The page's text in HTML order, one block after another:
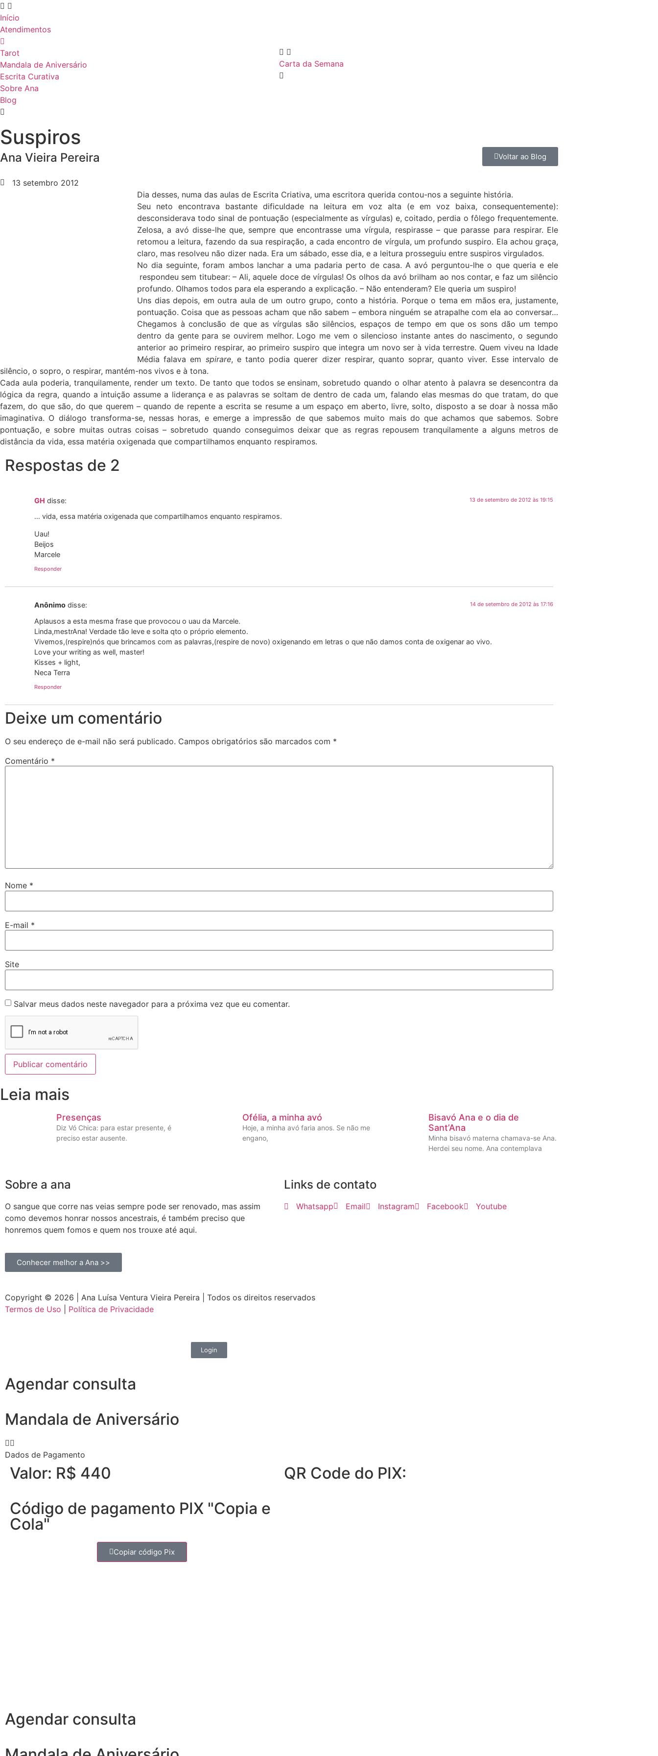
Início
Atendimentos
Tarot
Mandala de Aniversário
Escrita Curativa
Sobre Ana
Blog
Carta da Semana
Suspiros
Ana Vieira Pereira
13 setembro 2012
Voltar ao Blog
Dia desses, numa das aulas de Escrita Criativa, uma escritora querida contou-nos a seguinte história.
Seu neto encontrava bastante dificuldade na leitura em voz alta (e em voz baixa, consequentemente):
desconsiderava todo sinal de pontuação (especialmente as vírgulas) e, coitado, perdia o fôlego frequentemente.
Zelosa, a avó disse-lhe que, sempre que encontrasse uma vírgula, respirasse – que parasse para respirar. Ele
retomou a leitura, fazendo da sua respiração, a cada encontro de vírgula, um profundo suspiro. Ela achou graça,
claro, mas resolveu não dizer nada. Era um sábado, esse dia, e a leitura prosseguiu entre suspiros virgulados.
No dia seguinte, foram ambos lanchar a uma padaria perto de casa. A avó perguntou-lhe o que queria e ele
respondeu sem titubear: – Ali, aquele doce de vírgulas! Os olhos da avó brilham ao nos contar, e faz um silêncio
profundo. Olhamos todos para ela esperando a explicação. – Não entenderam? Ele queria um suspiro!
Uns dias depois, em outra aula de um outro grupo, conto a história. Porque o tema em mãos era, justamente,
pontuação. Coisa que as pessoas acham que não sabem – embora ninguém se atrapalhe com ela ao conversar…
Chegamos à conclusão de que as vírgulas são silêncios, espaços de tempo em que os sons dão um tempo
dentro da gente para se ouvirem melhor. Logo me vem o silencioso instante antes do nascimento, o segundo
anterior ao primeiro respirar, ao primeiro suspiro que integra um novo ser à vida terrestre. Quem viveu na Idade
Média falava em spirare, e tanto podia querer dizer respirar, quanto soprar, quanto viver. Esse intervalo de
silêncio, o sopro, o respirar, mantém-nos vivos e à tona.
Cada aula poderia, tranquilamente, render um texto. De tanto que todos se ensinam, sobretudo quando o olhar atento à palavra se desencontra da
lógica da regra, quando a intuição assume a liderança e as palavras se soltam de dentro de cada um, falando elas mesmas do que tratam, do que
fazem, do que são, do que querem – quando de repente a escrita se resume a um espaço em aberto, livre, solto, disposto a se doar à nossa mão
imaginativa. O diálogo transforma-se, nessas horas, e emerge a impressão de que sabemos muito mais do que achamos que sabemos. Sobre
pontuação, e sobre muitas outras coisas – sobretudo quando conseguimos deixar que as regras repousem tranquilamente a alguns metros de
distância da vida, essa matéria oxigenada que compartilhamos enquanto respiramos.
Respostas de 2
GH disse: 13 de setembro de 2012 às 19:15
… vida, essa matéria oxigenada que compartilhamos enquanto respiramos.
Uau!
Beijos
Marcele
Responder
Anônimo disse: 14 de setembro de 2012 às 17:16
Aplausos a esta mesma frase que provocou o uau da Marcele.
Linda,mestrAna! Verdade tão leve e solta qto o próprio elemento.
Vivemos,(respire)nós que brincamos com as palavras,(respire de novo) oxigenando em letras o que não damos conta de oxigenar ao vivo.
Love your writing as well, master!
Kisses + light,
Neca Terra
Responder
Deixe um comentário
O seu endereço de e-mail não será publicado. Campos obrigatórios são marcados com *
Comentário *
Nome *
E-mail *
Site
Salvar meus dados neste navegador para a próxima vez que eu comentar.
Leia mais
Presenças
Diz Vó Chica: para estar presente, é
preciso estar ausente.
Ofélia, a minha avó
Hoje, a minha avó faria anos. Se não me
engano,
Bisavó Ana e o dia de
Sant’Ana
Minha bisavó materna chamava-se Ana.
Herdei seu nome. Ana contemplava
Sobre a ana
O sangue que corre nas veias sempre pode ser renovado, mas assim
como devemos honrar nossos ancestrais, é também preciso que
honremos quem fomos e quem nos trouxe até aqui.
Conhecer melhor a Ana >>
Links de contato
Whatsapp Email Instagram Facebook Youtube
Copyright © 2026 | Ana Luísa Ventura Vieira Pereira | Todos os direitos reservados
Termos de Uso
Política de Privacidade
Login
Agendar consulta
Mandala de Aniversário
Dados de Pagamento
Valor: R$ 440
Código de pagamento PIX "Copia e
Cola"
Copiar código Pix
QR Code do PIX:
Agendar consulta